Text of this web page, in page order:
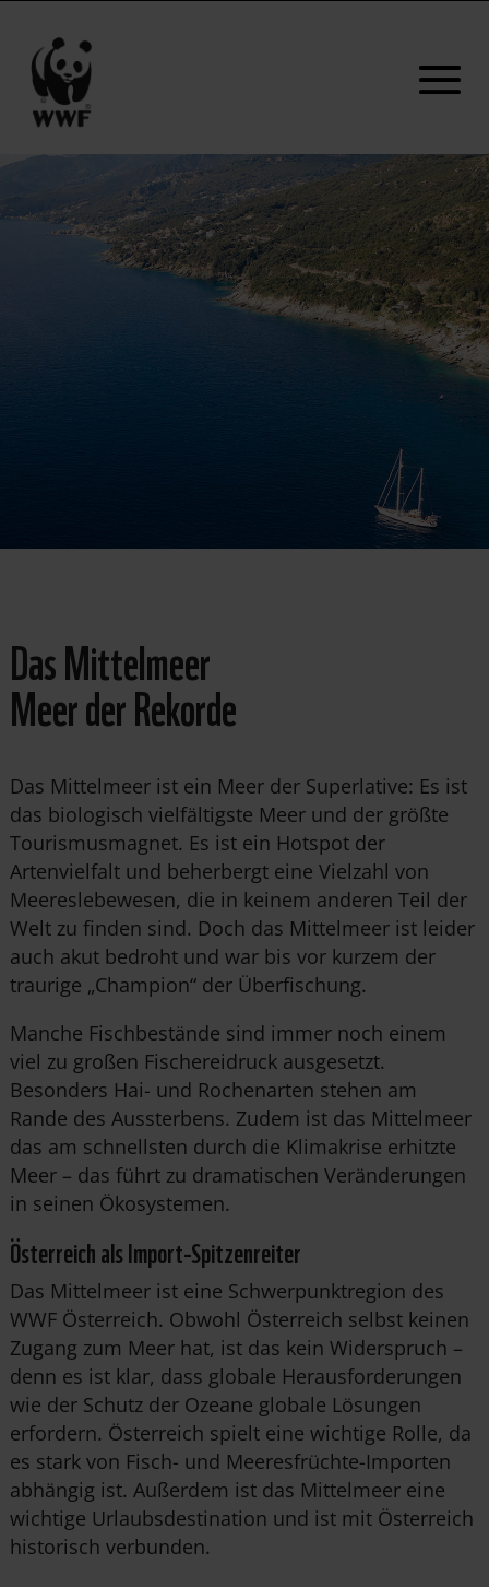
Das Mittelmeer
Meer der Rekorde
Das Mittelmeer ist ein Meer der Superlative: Es ist
das biologisch vielfältigste Meer und der größte
Tourismusmagnet. Es ist ein Hotspot der
Artenvielfalt und beherbergt eine Vielzahl von
Meereslebewesen, die in keinem anderen Teil der
Welt zu finden sind. Doch das Mittelmeer ist leider
auch akut bedroht und war bis vor kurzem der
traurige „Champion“ der Überfischung.
Manche Fischbestände sind immer noch einem
viel zu großen Fischereidruck ausgesetzt.
Besonders Hai- und Rochenarten stehen am
Rande des Aussterbens. Zudem ist das Mittelmeer
das am schnellsten durch die Klimakrise erhitzte
Meer – ­das führt zu dramatischen Veränderungen
in seinen Ökosystemen.
Österreich als Import-Spitzenreiter
Das Mittelmeer ist eine Schwerpunktregion des
WWF Österreich. Obwohl Österreich selbst keinen
Zugang zum Meer hat, ist das kein Widerspruch –
denn es ist klar, dass globale Herausforderungen
wie der Schutz der Ozeane globale Lösungen
erfordern. Österreich spielt eine wichtige Rolle, da
es stark von Fisch- und Meeresfrüchte-Importen
abhängig ist. Außerdem ist das Mittelmeer eine
wichtige Urlaubsdestination und ist mit Österreich
historisch verbunden.